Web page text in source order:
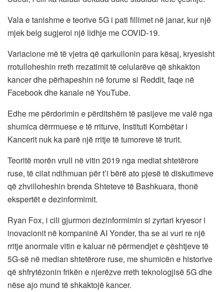
Vala e tanishme e teorive 5G i pati fillimet në janar, kur një
mjek belg sugjeroi një lidhje me COVID-19.
Variacione më të vjetra që qarkullonin para kësaj, kryesisht
rrotulloheshin rreth rrezatimit të celularëve që shkakton
kancer dhe përhapeshin në forume si Reddit, faqe në
Facebook dhe kanale në YouTube.
Edhe me përdorimin e përditshëm të pasijeve me valë nga
shumica dërrmuese e të rriturve, Instituti Kombëtar i
Kancerit nuk ka parë një rritje të tumoreve të trurit.
Teoritë morën vrull në vitin 2019 nga mediat shtetërore
ruse, të cilat ndihmuan për t’i bërë ato pjesë të diskutimeve
që zhvilloheshin brenda Shteteve të Bashkuara, thonë
ekspertët e dezinformimit.
Ryan Fox, i cili gjurmon dezinformimin si zyrtari kryesor i
inovacionit në kompaninë AI Yonder, tha se ai vuri re një
rritje anormale vitin e kaluar në përmendjet e çështjeve të
5G-së në median shtetërore ruse, me shumicën e historive
që shfrytëzonin frikën e njerëzve rreth teknologjisë 5G dhe
nëse ajo mund të shkaktojë kancer.